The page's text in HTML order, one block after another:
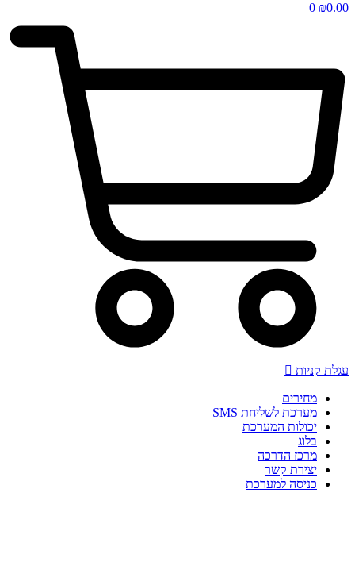
₪0.00
0
עגלת קניות
מחירים
מערכת לשליחת SMS
יכולות המערכת
בלוג
מרכז הדרכה
יצירת קשר
כניסה למערכת